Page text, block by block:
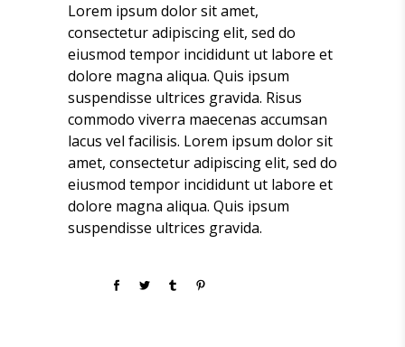
Lorem ipsum dolor sit amet,
consectetur adipiscing elit, sed do
eiusmod tempor incididunt ut labore et
dolore magna aliqua. Quis ipsum
suspendisse ultrices gravida. Risus
commodo viverra maecenas accumsan
lacus vel facilisis. Lorem ipsum dolor sit
amet, consectetur adipiscing elit, sed do
eiusmod tempor incididunt ut labore et
dolore magna aliqua. Quis ipsum
suspendisse ultrices gravida.